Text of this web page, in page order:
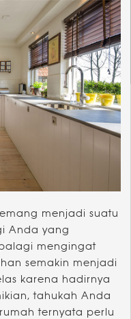
menjadi suatu
Anda yang
mengingat
semakin menjadi
karena hadirnya
tahukah Anda
ternyata perlu